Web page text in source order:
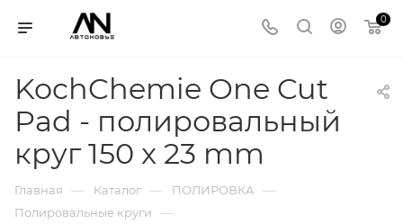
0
KochChemie One Cut
Pad - полировальный
круг 150 x 23 mm
Главная — Каталог — ПОЛИРОВКА —
Полировальные круги —